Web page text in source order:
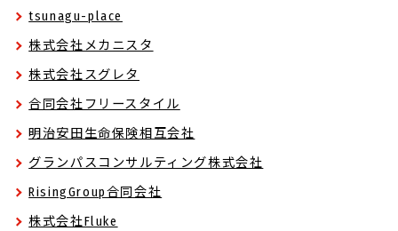
tsunagu-place
株式会社メカニスタ
株式会社スグレタ
合同会社フリースタイル
明治安田生命保険相互会社
グランパスコンサルティング株式会社
RisingGroup合同会社
株式会社Fluke